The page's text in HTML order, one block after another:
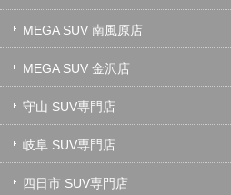
MEGA SUV 南風原店
MEGA SUV 金沢店
守山 SUV専門店
岐阜 SUV専門店
四日市 SUV専門店